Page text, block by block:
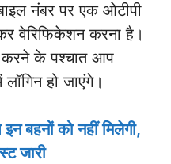
नंबर पर एक ओटीपी
वेरिफिकेशन करना है।
करने के पश्चात आप
हो जाएंगे।
बहनों को नहीं मिलेगी,
जारी